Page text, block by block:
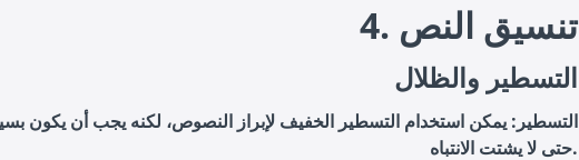
4. تنسيق النص
التسطير والظلال
التسطير : يمكن استخدام التسطير الخفيف لإبراز النصوص، لكنه يجب أن يكون
حتى لا يشتت الانتباه.